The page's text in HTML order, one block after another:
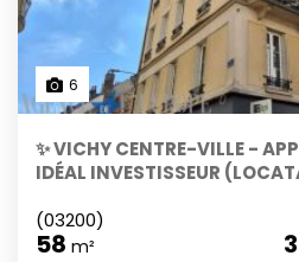
6
✨ VICHY CENTRE-VILLE -
IDÉAL INVESTISSEUR
(03200)
58 m² 3